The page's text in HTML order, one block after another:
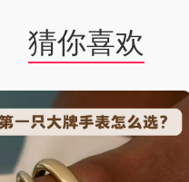
猜你喜欢